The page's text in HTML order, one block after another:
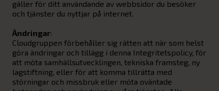
gäller för ditt användande av webbsidor du besöker
och tjänster du nyttjar på internet.
Ändringar:
Cloudgruppen förbehåller sig rätten att när som helst
göra ändringar och tillägg i denna Integritetspolicy, för
att möta samhällsutvecklingen, tekniska framsteg, ny
lagstiftning, eller för att komma tillrätta med
störningar och missbruk eller möta oväntade